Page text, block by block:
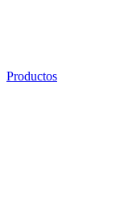
Productos